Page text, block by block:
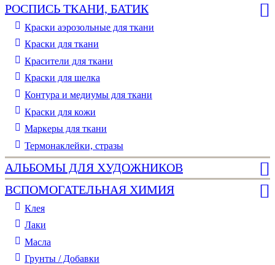
РОСПИСЬ ТКАНИ, БАТИК
Краски аэрозольные для ткани
Краски для ткани
Красители для ткани
Краски для шелка
Контура и медиумы для ткани
Краски для кожи
Маркеры для ткани
Термонаклейки, стразы
АЛЬБОМЫ ДЛЯ ХУДОЖНИКОВ
ВСПОМОГАТЕЛЬНАЯ ХИМИЯ
Клея
Лаки
Масла
Грунты / Добавки